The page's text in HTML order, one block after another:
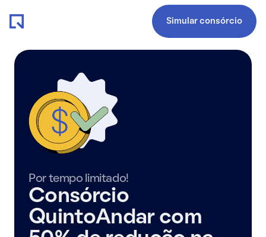
Simular consórcio
Por tempo limitado!
Consórcio
QuintoAndar com